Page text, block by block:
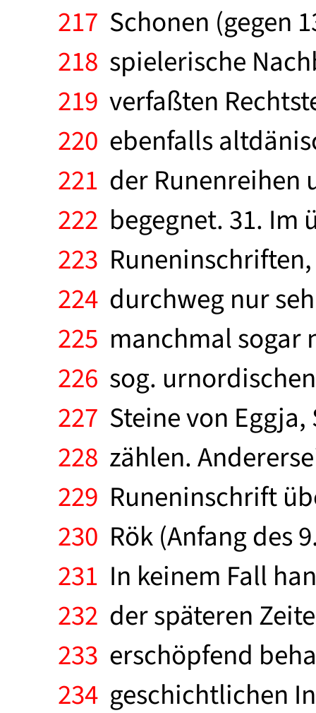
217 Schonen (gegen
218 spielerische
219 verfaßten
220 ebenfalls
221 der Runenreihen
222 begegnet. 31. Im
223
224 durchweg nur
225 manchmal sogar
226 sog.
227 Steine von
228 zählen.
229 Runeninschrift
230 Rök (Anfang des
231 In keinem Fall
232 der späteren
233 erschöpfend
234 geschichtlichen